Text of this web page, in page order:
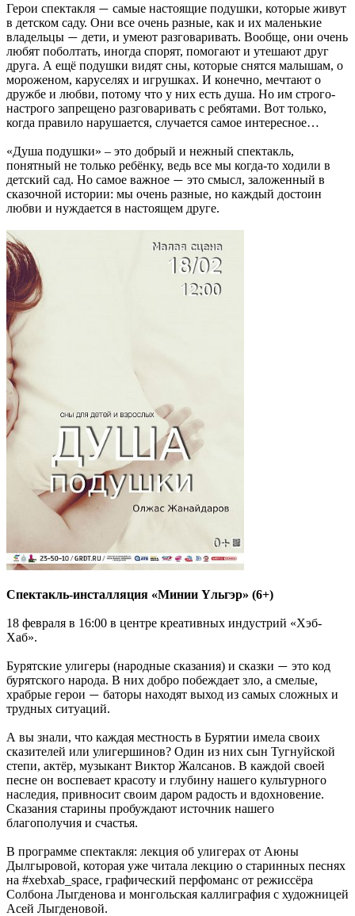
Герои спектакля — самые настоящие подушки, которые живут
в детском саду. Они все очень разные, как и их маленькие
владельцы — дети, и умеют разговаривать. Вообще, они очень
любят поболтать, иногда спорят, помогают и утешают друг
друга. А ещё подушки видят сны, которые снятся малышам, о
мороженом, каруселях и игрушках. И конечно, мечтают о
дружбе и любви, потому что у них есть душа. Но им строго-
настрого запрещено разговаривать с ребятами. Вот только,
когда правило нарушается, случается самое интересное…
«Душа подушки» – это добрый и нежный спектакль,
понятный не только ребёнку, ведь все мы когда-то ходили в
детский сад. Но самое важное — это смысл, заложенный в
сказочной истории: мы очень разные, но каждый достоин
любви и нуждается в настоящем друге.
Спектакль-инсталляция «Минии Yльгэр» (6+)
18 февраля в 16:00 в центре креативных индустрий «Хэб-
Хаб».
Бурятские улигеры (народные сказания) и сказки — это код
бурятского народа. В них добро побеждает зло, а смелые,
храбрые герои — баторы находят выход из самых сложных и
трудных ситуаций.
А вы знали, что каждая местность в Бурятии имела своих
сказителей или улигершинов? Один из них сын Тугнуйской
степи, актёр, музыкант Виктор Жалсанов. В каждой своей
песне он воспевает красоту и глубину нашего культурного
наследия, привносит своим даром радость и вдохновение.
Сказания старины пробуждают источник нашего
благополучия и счастья.
В программе спектакля: лекция об улигерах от Аюны
Дылгыровой, которая уже читала лекцию о старинных песнях
на #xebxab_space, графический перфоманс от режиссёра
Солбона Лыгденова и монгольская каллиграфия с художницей
Асей Лыгденовой.